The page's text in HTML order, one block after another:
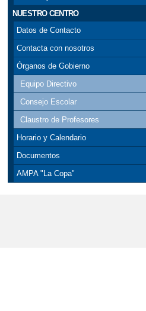
NUESTRO CENTRO
Datos de Contacto
Contacta con nosotros
Órganos de Gobierno
Equipo Directivo
Consejo Escolar
Claustro de Profesores
Horario y Calendario
Documentos
AMPA "La Copa"